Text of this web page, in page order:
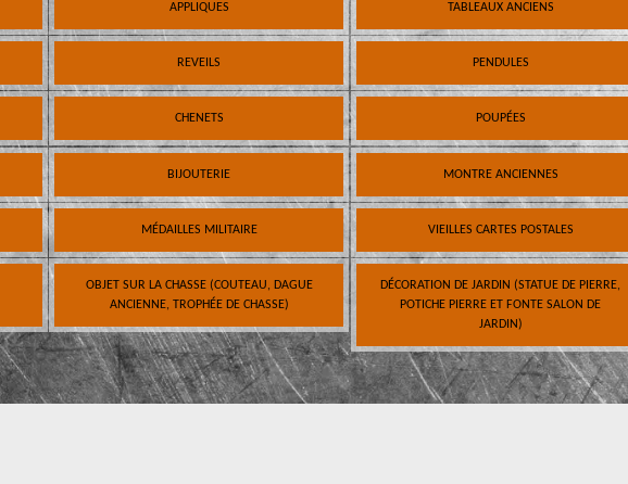
APPLIQUES TABLEAUX ANCIENS
REVEILS PENDULES
CHENETS POUPÉES
BIJOUTERIE MONTRE ANCIENNES
MÉDAILLES MILITAIRE VIEILLES CARTES POSTALES
OBJET SUR LA CHASSE (COUTEAU, DAGUE
ANCIENNE, TROPHÉE DE CHASSE)
DÉCORATION DE JARDIN (STATUE DE PIERRE,
POTICHE PIERRE ET FONTE SALON DE
JARDIN)